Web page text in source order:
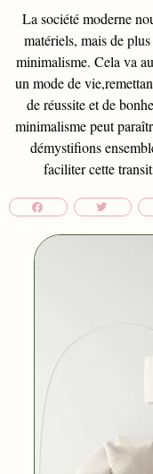
La société moderne
matériels, mais de
minimalisme. Cela va
un mode de
de réussite et de
minimalisme peut
démystifions
faciliter cette